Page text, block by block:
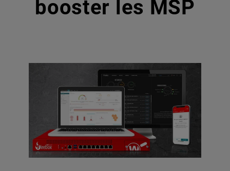
booster les MSP